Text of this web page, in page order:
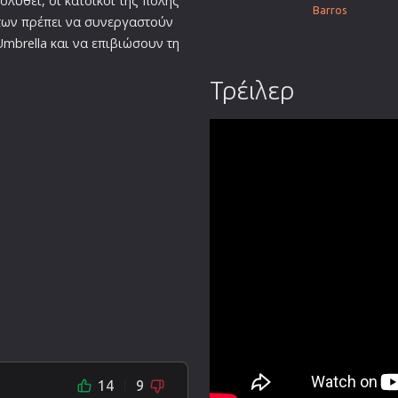
πρέπει να συνεργαστούν
και να επιβιώσουν τη
14 9
Barros
Τρέιλερ